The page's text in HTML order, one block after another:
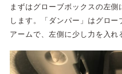
まずはグローブボックスの左
します。「ダンパー」はグロ
アームで、左側に少し力を入れ